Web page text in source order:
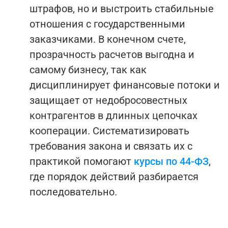
штрафов, но и выстроить стабильные
отношения с государственными
заказчиками. В конечном счете,
прозрачность расчетов выгодна и
самому бизнесу, так как
дисциплинирует финансовые потоки и
защищает от недобросовестных
контрагентов в длинных цепочках
кооперации. Систематизировать
требования закона и связать их с
практикой помогают курсы по 44-ФЗ,
где порядок действий разбирается
последовательно.